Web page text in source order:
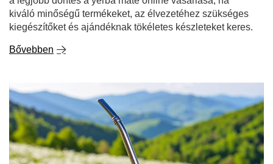
kiváló minőségű termékeket, az élvezetéhez szükséges
kiegészítőket és ajándéknak tökéletes készleteket keres.
Bővebben